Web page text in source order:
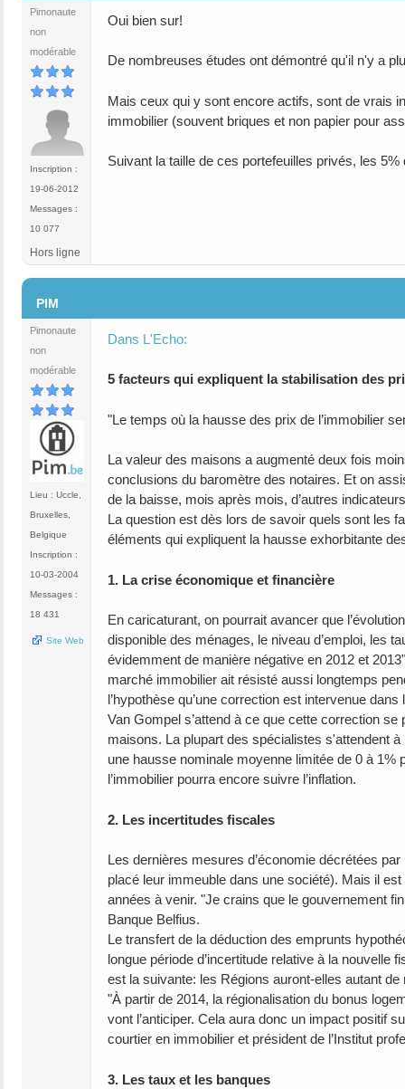
Pimonaute
non
modérable
Inscription :
19-06-2012
Messages :
10 077
Oui bien sur!
De nombreuses études ont démontré qu'il n'y a
Mais ceux qui y sont encore actifs, sont de vrais
immobilier (souvent briques et non papier pour
Suivant la taille de ces portefeuilles privés, les
Hors ligne
PIM
Pimonaute
non
modérable
Lieu : Uccle,
Bruxelles,
Belgique
Inscription :
10-03-2004
Messages :
18 431
Site Web
Dans L'Echo:
5 facteurs qui expliquent la stabilisation des
"Le temps où la hausse des prix de l’immobilier
La valeur des maisons a augmenté deux fois
conclusions du baromètre des notaires. Et on
de la baisse, mois après mois, d’autres
La question est dès lors de savoir quels sont les
éléments qui expliquent la hausse exhorbitante
1. La crise économique et financière
En caricaturant, on pourrait avancer que
disponible des ménages, le niveau d’emploi, les
évidemment de manière négative en 2012 et
marché immobilier ait résisté aussi longtemps
l’hypothèse qu’une correction est intervenue
Van Gompel s’attend à ce que cette correction
maisons. La plupart des spécialistes s'attendent
une hausse nominale moyenne limitée de 0 à 1%
l’immobilier pourra encore suivre l’inflation.
2. Les incertitudes fiscales
Les dernières mesures d’économie décrétées
placé leur immeuble dans une société). Mais il
années à venir. "Je crains que le gouvernement
Banque Belfius.
Le transfert de la déduction des emprunts
longue période d’incertitude relative à la
est la suivante: les Régions auront-elles autant
"À partir de 2014, la régionalisation du bonus
vont l’anticiper. Cela aura donc un impact positif
courtier en immobilier et président de l’Institut
3. Les taux et les banques